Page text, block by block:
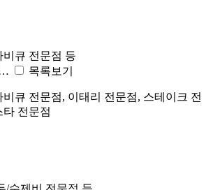
큐 전문점 등
…
목록보기
큐 전문점, 이태리 전문점, 스테이크 전
타 전문점